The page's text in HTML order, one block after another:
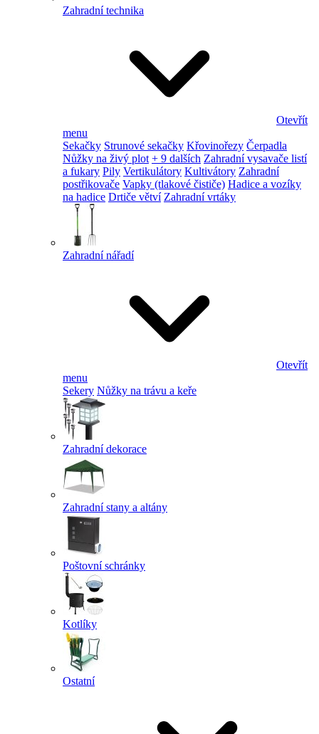
Zahradní technika
Otevřít
menu
Sekačky Strunové sekačky Křovinořezy Čerpadla
Nůžky na živý plot + 9 dalších Zahradní vysavače listí
a fukary Pily Vertikulátory Kultivátory Zahradní
postřikovače Vapky (tlakové čističe) Hadice a vozíky
na hadice Drtiče větví Zahradní vrtáky
Zahradní nářadí
Otevřít
menu
Sekery Nůžky na trávu a keře
Zahradní dekorace
Zahradní stany a altány
Poštovní schránky
Kotlíky
Ostatní